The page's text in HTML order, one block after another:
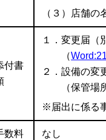
（３）店舗の
付書
１．変更届（
（
２．設備の変
（保管場所
※届出に係る
数料 なし